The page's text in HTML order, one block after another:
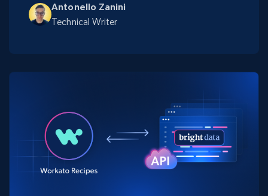
Antonello Zanini
Technical Writer